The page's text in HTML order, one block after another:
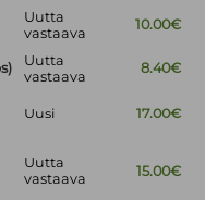
Uutta
vastaava
10.00€
Uutta
vastaava
8.40€
Uusi 17.00€
Uutta
vastaava
15.00€